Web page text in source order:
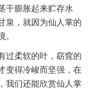
干膨胀起来贮存水
泉，就因为仙人掌的
。
过柔软的叶，窈窕的
变得冷峻而坚强，在
我们还能欣赏仙人掌